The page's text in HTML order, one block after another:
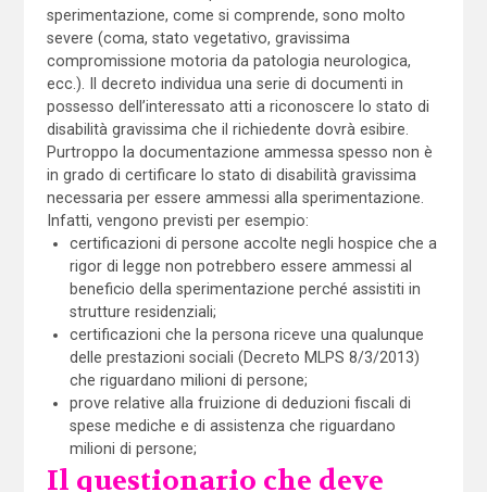
sperimentazione, come si comprende, sono molto
severe (coma, stato vegetativo, gravissima
compromissione motoria da patologia neurologica,
ecc.). Il decreto individua una serie di documenti in
possesso dell’interessato atti a riconoscere lo stato di
disabilità gravissima che il richiedente dovrà esibire.
Purtroppo la documentazione ammessa spesso non è
in grado di certificare lo stato di disabilità gravissima
necessaria per essere ammessi alla sperimentazione.
Infatti, vengono previsti per esempio:
certificazioni di persone accolte negli hospice che a
rigor di legge non potrebbero essere ammessi al
beneficio della sperimentazione perché assistiti in
strutture residenziali;
certificazioni che la persona riceve una qualunque
delle prestazioni sociali (Decreto MLPS 8/3/2013)
che riguardano milioni di persone;
prove relative alla fruizione di deduzioni fiscali di
spese mediche e di assistenza che riguardano
milioni di persone;
Il questionario che deve